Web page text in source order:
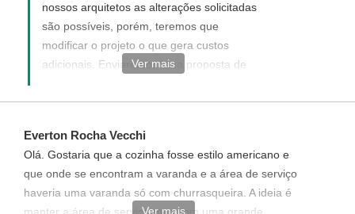
nossos arquitetos as alterações solicitadas
são possíveis, porém, teremos que
modificar o projeto o que gera custos
adicionais. Enviaremos uma proposta de
funciona, quais os custos e como adquirir
Ver mais
Everton Rocha Vecchi
Olá. Gostaria que a cozinha fosse estilo americano e
que onde se encontram a varanda e a área de serviço
haveria uma varanda só com churrasqueira. A ideia é
Ver mais